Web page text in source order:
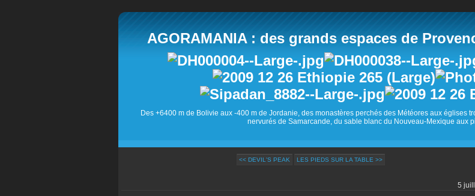
AGORAMANIA : des grands espaces de
Des +6400 m de Bolivie aux -400 m de Jordanie, des monastères perchés des Météores aux églises
nervurés de Samarcande, du sable blanc du Nouveau-Mexique aux
<< DEVIL'S PEAK LES PIEDS SUR LA TABLE >>
5